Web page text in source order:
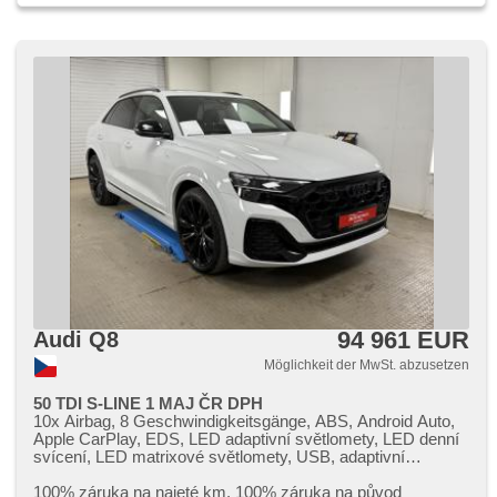
Audi Q8 94 961 EUR
Möglichkeit der MwSt. abzusetzen
50 TDI S-LINE 1 MAJ ČR DPH
10x Airbag, 8 Geschwindigkeitsgänge, ABS, Android Auto,
Apple CarPlay, EDS, LED adaptivní světlomety, LED denní
svícení, LED matrixové světlomety, USB, adaptivní
Fahrer-Airbag, aktivní kapota, Alarmanlage, ambientní
100% záruka na najeté km. 100% záruka na původ